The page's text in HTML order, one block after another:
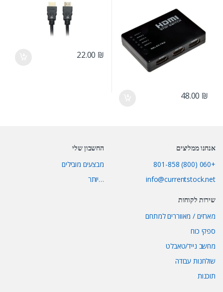
48.00 ₪
22.00 ₪
אנחנו ממליצים
+060 (800) 801-858
info@currentstock.net
החשבון שלי
מבצעים מובילים
…יותר
שירות לקוחות
מארזים / מאווררים למתחם
ספקי כוח
מחשב נייד/טאבלט
שולחנות עבודה
תוכנות